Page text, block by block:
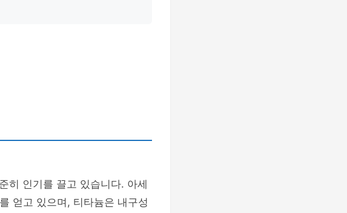
히 인기를 끌고 있습니다. 아세
얻고 있으며, 티타늄은 내구성